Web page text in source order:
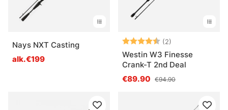
Nays NXT Casting
alk.€199
Arvio: (2)
Westin W3 Finesse
Crank-T 2nd Deal
€89.90 €94.90